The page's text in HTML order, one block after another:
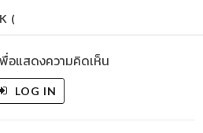
(
พื่อแสดงความคิดเห็น
LOG IN